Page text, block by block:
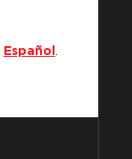
Español